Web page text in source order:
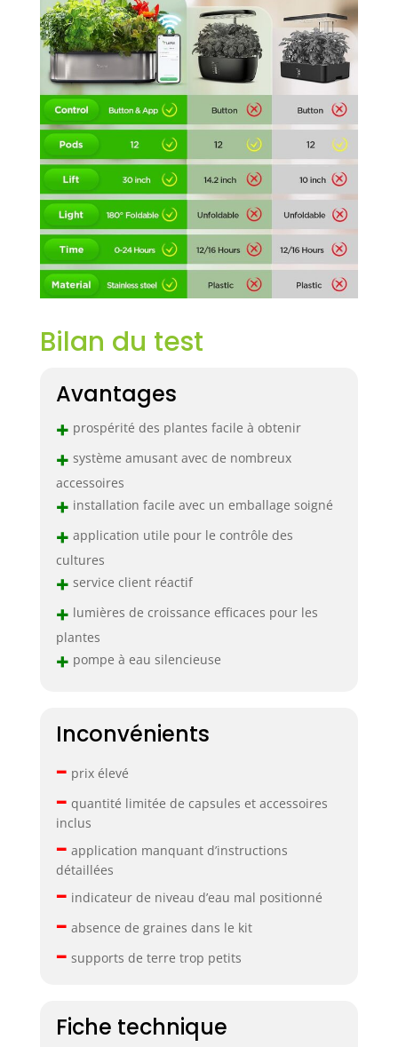
peut être configuré
facilement par
l'application
LetPot. Kit de
jardinage intérieur
parfait : notre
système de culture
hydroponique
LetPot est la
solution tout-en-un
parfaite pour vos
besoins de
jardinage
intérieur. Avec 12
pots de plantation,
y compris des
tout ce dont vous
commencer. De
réglable jusqu'à
50,8 cm pour
de croissance, et le
réservoir d'eau de
jusqu'à 3 semaines
Bilan du test
Avantages
+ prospérité des plantes facile à obtenir
+ système amusant avec de nombreux
accessoires
+ installation facile avec un emballage soigné
+ application utile pour le contrôle des
cultures
+ service client réactif
+ lumières de croissance efficaces pour les
plantes
+ pompe à eau silencieuse
Inconvénients
– prix élevé
– quantité limitée de capsules et accessoires
inclus
– application manquant d’instructions
détaillées
– indicateur de niveau d’eau mal positionné
– absence de graines dans le kit
– supports de terre trop petits
Fiche technique